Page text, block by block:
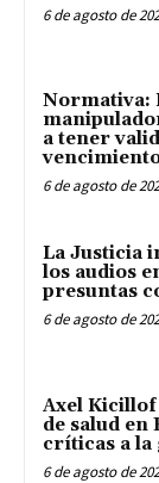
6 de agosto de
Normativa:
a tener
6 de agosto de
La Justicia
los audios
presuntas
6 de agosto de
Axel
de salud
críticas a la
6 de agosto de